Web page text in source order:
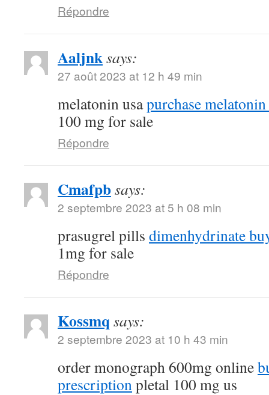
Répondre
Aaljnksays:
27 août 2023 at 12 h 49 min
melatonin usapurchase
100 mg for sale
Répondre
Cmafpbsays:
2 septembre 2023 at 5 h 08 min
prasugrel pills dimenhydrinate
1mg for sale
Répondre
Kossmq says:
2 septembre 2023 at 10 h 43 min
order monograph 600mg online
prescriptionpletal 100 mg us